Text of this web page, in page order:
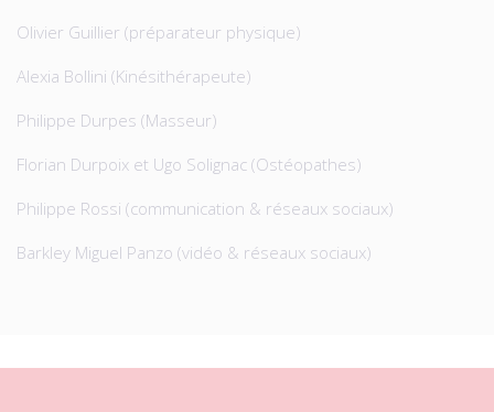
Olivier Guillier (préparateur physique)
Alexia Bollini (Kinésithérapeute)
Philippe Durpes (Masseur)
Florian Durpoix et Ugo Solignac (Ostéopathes)
Philippe Rossi (communication & réseaux sociaux)
Barkley Miguel Panzo (vidéo & réseaux sociaux)